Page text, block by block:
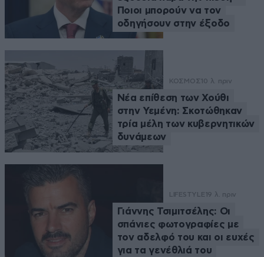
Ποιοι μπορούν να τον
οδηγήσουν στην έξοδο
ΚΟΣΜΟΣ 10 λ. πριν
Νέα επίθεση των Χούθι
στην Υεμένη: Σκοτώθηκαν
τρία μέλη των κυβερνητικών
δυνάμεων
LIFESTYLE 19 λ. πριν
Γιάννης Τσιμιτσέλης: Οι
σπάνιες φωτογραφίες με
τον αδελφό του και οι ευχές
για τα γενέθλιά του